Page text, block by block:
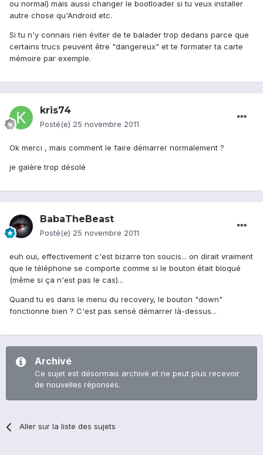
ou normal) mais aussi changer le bootloader si tu veux installer
autre chose qu'Android etc.
Si tu n'y connais rien éviter de te balader trop dedans parce que
certains trucs peuvent être "dangereux" et te formater ta carte
mémoire par exemple.
kris74
Posté(e) 25 novembre 2011
Ok merci , mais comment le faire démarrer normalement ?
je galère trop désolé
BabaTheBeast
Posté(e) 25 novembre 2011
euh oui, effectivement c'est bizarre ton soucis... on dirait vraiment
que le téléphone se comporte comme si le bouton était bloqué
(même si ça n'est pas le cas)...
Quand tu es dans le menu du recovery, le bouton "down"
fonctionne bien ? C'est pas sensé démarrer là-dessus...
Archivé
Ce sujet est désormais archivé et ne peut plus recevoir
de nouvelles réponses.
Aller sur la liste des sujets